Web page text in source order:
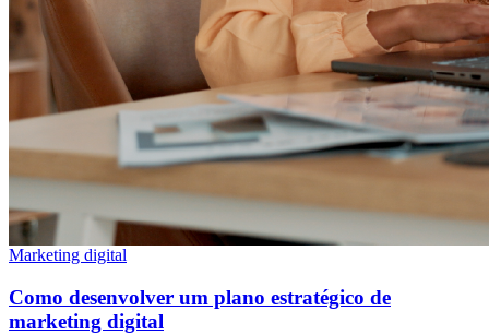
Marketing digital
Como desenvolver um plano estratégico de
marketing digital